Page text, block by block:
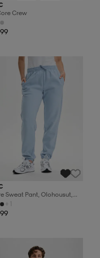
Crew
2, maksa 44,99€
Sweat Pant, Olohousut,
+1